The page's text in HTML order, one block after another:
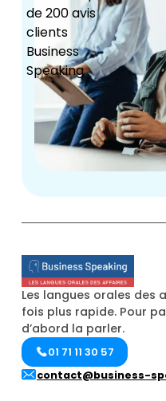
Les langues orales des
fois plus rapide. Pour
d’abord la parler.
01 71 11 30 57
contact@business-